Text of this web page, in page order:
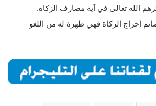
الله تعالى في آية مصارف الزكاة.
إخراج الزكاة فهي طهرة له من اللغو